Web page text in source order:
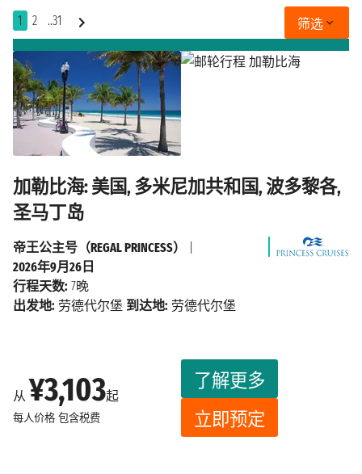
1 2 ..31 筛选
加勒比海: 美国, 多米尼加共和国, 波多黎各,
圣马丁岛
从 ¥3,103起
每人价格 包含税费
了解更多
立即预定
帝王公主号（REGAL PRINCESS）
2026年9月26日
行程天数: 7晚
出发地: 劳德代尔堡 到达地: 劳德代尔堡